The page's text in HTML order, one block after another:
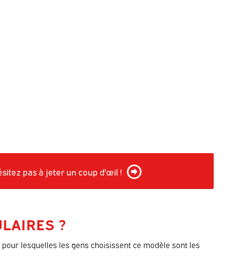
pas à jeter un coup d'œil !
?
lesquelles les gens choisissent ce modèle sont les